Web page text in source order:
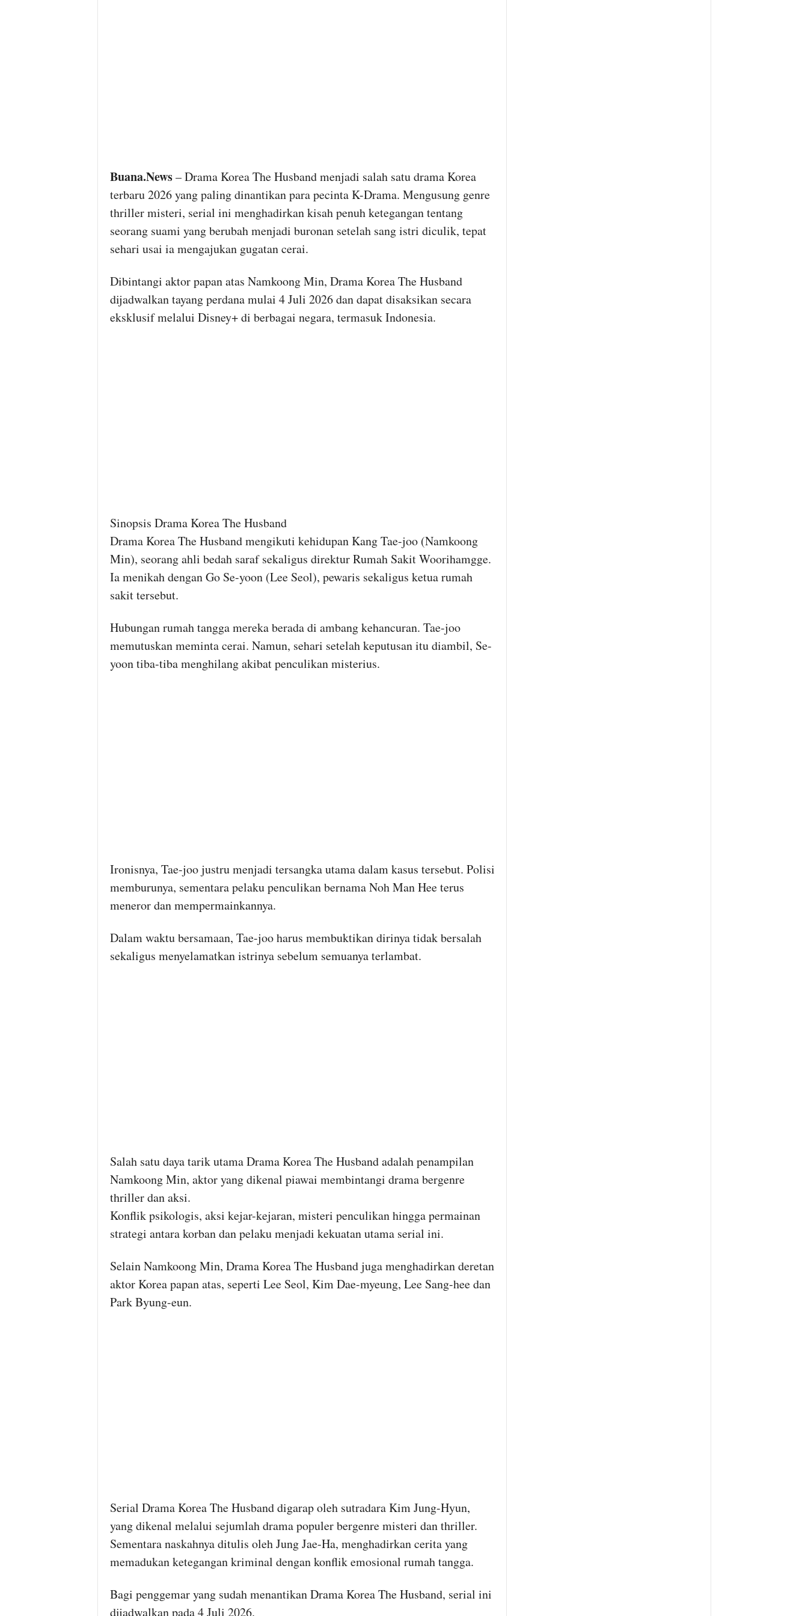
Buana.News– Drama Korea The Husband menjadi salah satu drama Korea
terbaru 2026 yang paling dinantikan para pecinta K-Drama. Mengusung genre
thriller misteri, serial ini menghadirkan kisah penuh ketegangan tentang
seorang suami yang berubah menjadi buronan setelah sang istri diculik, tepat
sehari usai ia mengajukan gugatan cerai.
Dibintangi aktor papan atas Namkoong Min, Drama Korea The Husband
dijadwalkan tayang perdana mulai 4 Juli 2026 dan dapat disaksikan secara
eksklusif melalui Disney+ di berbagai negara, termasuk Indonesia.
Sinopsis Drama Korea The Husband
Drama Korea The Husband mengikuti kehidupan Kang Tae-joo (Namkoong
Min), seorang ahli bedah saraf sekaligus direktur Rumah Sakit Woorihamgge.
Ia menikah dengan Go Se-yoon (Lee Seol), pewaris sekaligus ketua rumah
sakit tersebut.
Hubungan rumah tangga mereka berada di ambang kehancuran. Tae-joo
memutuskan meminta cerai. Namun, sehari setelah keputusan itu diambil, Se-
yoon tiba-tiba menghilang akibat penculikan misterius.
Ironisnya, Tae-joo justru menjadi tersangka utama dalam kasus tersebut. Polisi
memburunya, sementara pelaku penculikan bernama Noh Man Hee terus
meneror dan mempermainkannya.
Dalam waktu bersamaan, Tae-joo harus membuktikan dirinya tidak bersalah
sekaligus menyelamatkan istrinya sebelum semuanya terlambat.
Salah satu daya tarik utama Drama Korea The Husband adalah penampilan
Namkoong Min, aktor yang dikenal piawai membintangi drama bergenre
thriller dan aksi.
Konflik psikologis, aksi kejar-kejaran, misteri penculikan hingga permainan
strategi antara korban dan pelaku menjadi kekuatan utama serial ini.
Selain Namkoong Min, Drama Korea The Husband juga menghadirkan deretan
aktor Korea papan atas, seperti Lee Seol, Kim Dae-myeung, Lee Sang-hee dan
Park Byung-eun.
Serial Drama Korea The Husband digarap oleh sutradara Kim Jung-Hyun,
yang dikenal melalui sejumlah drama populer bergenre misteri dan thriller.
Sementara naskahnya ditulis oleh Jung Jae-Ha, menghadirkan cerita yang
memadukan ketegangan kriminal dengan konflik emosional rumah tangga.
Bagi penggemar yang sudah menantikan Drama Korea The Husband, serial ini
dijadwalkan pada 4 Juli 2026.